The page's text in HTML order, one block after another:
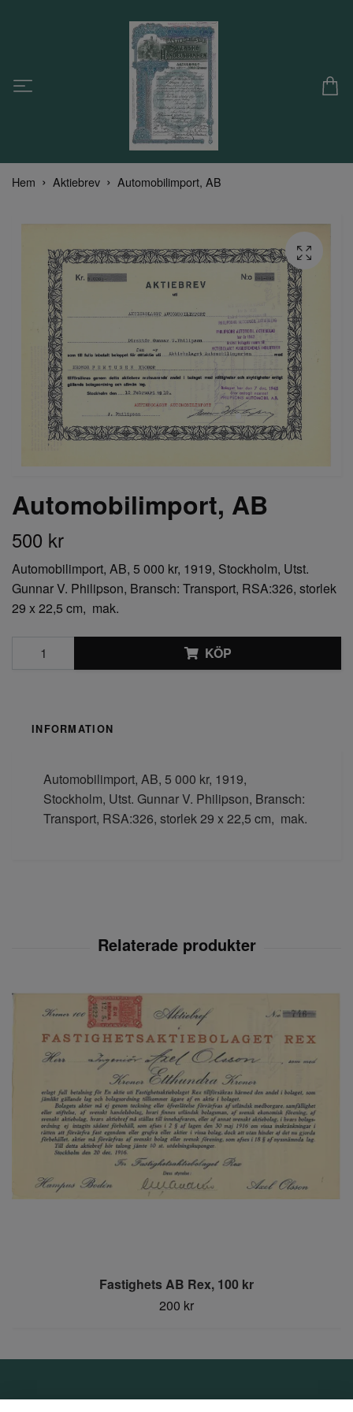
Hem Aktiebrev Automobilimport, AB
Automobilimport, AB
500 kr
Automobilimport, AB, 5 000 kr, 1919, Stockholm, Utst.
Gunnar V. Philipson, Bransch: Transport, RSA:326, storlek
29 x 22,5 cm, mak.
KÖP
INFORMATION
Automobilimport, AB, 5 000 kr, 1919,
Stockholm, Utst. Gunnar V. Philipson, Bransch:
Transport, RSA:326, storlek 29 x 22,5 cm, mak.
Fastighets AB Rex, 100 kr
200 kr